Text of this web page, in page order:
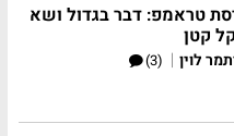
טראמפ: דבר בגדול ושא
קטן
לוין |
(3)